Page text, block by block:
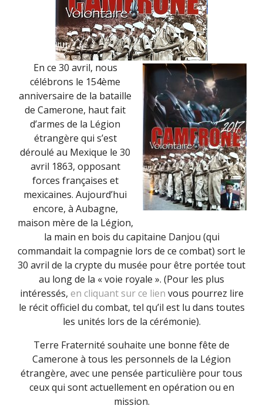
En ce 30 avril, nous
célébrons le 154ème
anniversaire de la bataille
de Camerone, haut fait
d’armes de la Légion
étrangère qui s’est
déroulé au Mexique le 30
avril 1863, opposant
forces françaises et
mexicaines. Aujourd’hui
encore, à Aubagne,
maison mère de la Légion,
la main en bois du capitaine Danjou (qui
commandait la compagnie lors de ce combat) sort le
30 avril de la crypte du musée pour être portée tout
au long de la « voie royale ». (Pour les plus
intéressés, en cliquant sur ce lien vous pourrez lire
le récit officiel du combat, tel qu’il est lu dans toutes
les unités lors de la cérémonie).
Terre Fraternité souhaite une bonne fête de
Camerone à tous les personnels de la Légion
étrangère, avec une pensée particulière pour tous
ceux qui sont actuellement en opération ou en
mission.